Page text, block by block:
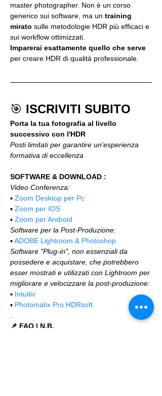
master photographer. Non è un corso
generico sui software, ma un training
mirato sulle metodologie HDR più efficaci e
sui workflow ottimizzati.
Imparerai esattamente quello che serve
per creare HDR di qualità professionale.
🎯 ISCRIVITI SUBITO
Porta la tua fotografia al livello
successivo con l'HDR
Posti limitati per garantire un'esperienza
formativa di eccellenza
SOFTWARE & DOWNLOAD :
Video Conferenza:
▪️ Zoom Desktop per Pc
▪️ Zoom per IOS
▪️ Zoom per Android
Software per la Post-Produzione:
▪️ ADOBE Lightroom & Photoshop
Software "Plug-in", non essenziali da
possedere e acquistare, che potrebbero
esser mostrati e utilizzati con Lightroom per
migliorare e velocizzare la post-produzione:
▪️ Intuitiv
▪️ Photomatix Pro HDRsoft
📌 FAQ | N.B.